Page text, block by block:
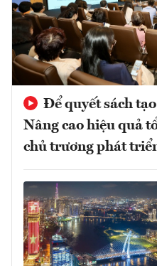
Để quyết sách
Nâng cao hiệu quả
chủ trương phát